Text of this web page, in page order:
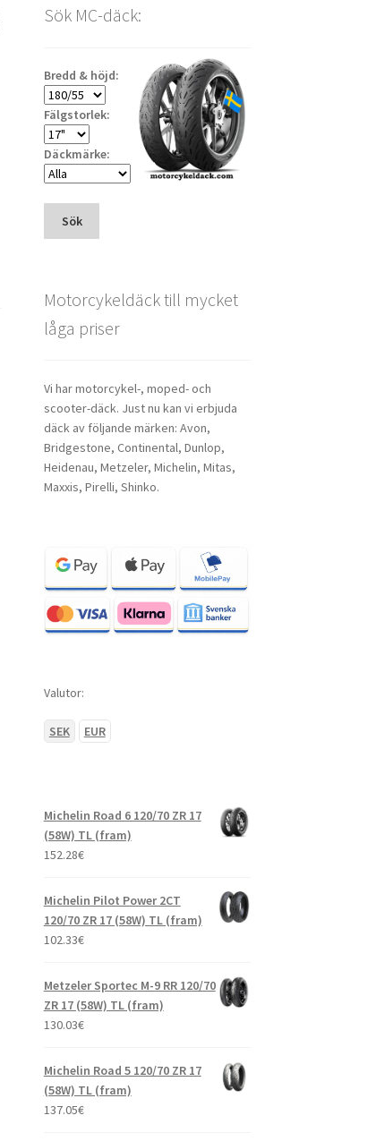
Sök MC-däck:
Bredd & höjd:
Fälgstorlek:
Däckmärke:
Sök
Motorcykeldäck till mycket
låga priser
Vi har motorcykel-, moped- och
scooter-däck. Just nu kan vi erbjuda
däck av följande märken: Avon,
Bridgestone, Continental, Dunlop,
Heidenau, Metzeler, Michelin, Mitas,
Maxxis, Pirelli, Shinko.
Valutor:
SEK EUR
Michelin Road 6 120/70 ZR 17
(58W) TL (fram)
152.28€
Michelin Pilot Power 2CT
120/70 ZR 17 (58W) TL (fram)
102.33€
Metzeler Sportec M-9 RR 120/70
ZR 17 (58W) TL (fram)
130.03€
Michelin Road 5 120/70 ZR 17
(58W) TL (fram)
137.05€